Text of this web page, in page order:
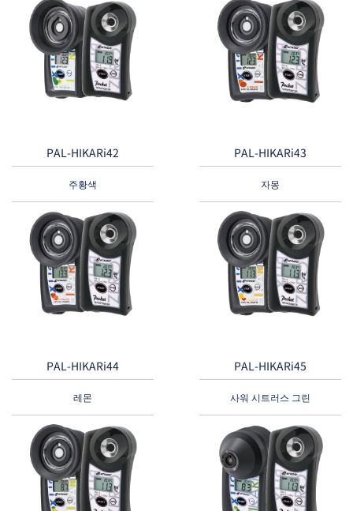
PAL-HIKARi42
주황색
PAL-HIKARi43
자몽
PAL-HIKARi44
레몬
PAL-HIKARi45
사워 시트러스 그린